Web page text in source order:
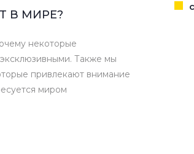
В МИРЕ?
некоторые
Также мы
привлекают внимание
миром